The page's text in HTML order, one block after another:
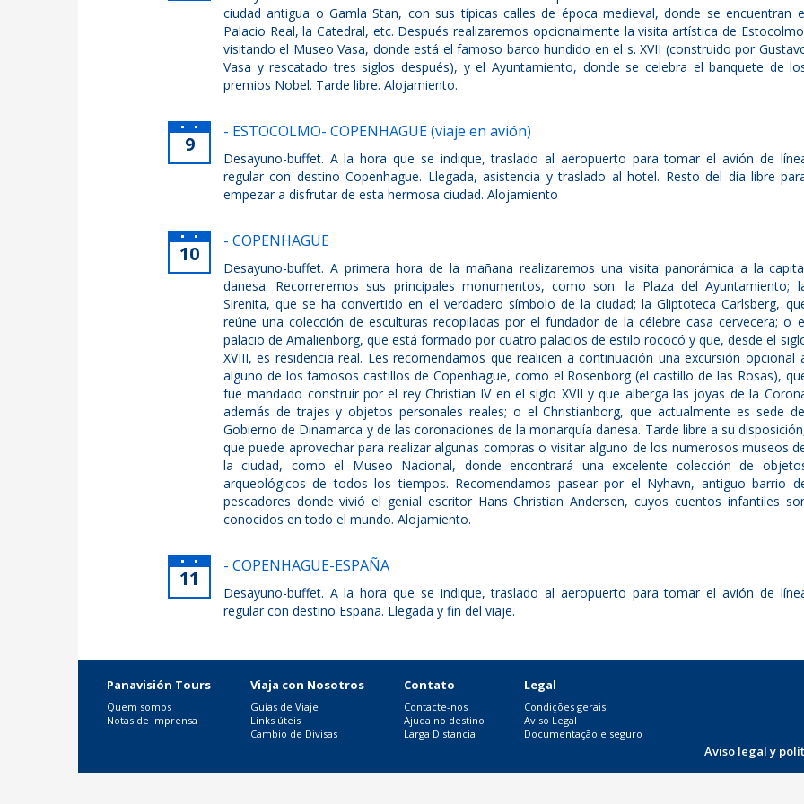
ciudad antigua o Gamla Stan, con sus típicas calles de época medieval, donde se encuentran
Palacio Real, la Catedral, etc. Después realizaremos opcionalmente la visita artística de
visitando el Museo Vasa, donde está el famoso barco hundido en el s. XVII (construido por
Vasa y rescatado tres siglos después), y el Ayuntamiento, donde se celebra el banquete de
premios Nobel. Tarde libre. Alojamiento.
9
- ESTOCOLMO- COPENHAGUE (viaje en avión)
Desayuno-buffet. A la hora que se indique, traslado al aeropuerto para tomar el avión de
regular con destino Copenhague. Llegada, asistencia y traslado al hotel. Resto del día libre
empezar a disfrutar de esta hermosa ciudad. Alojamiento
10
- COPENHAGUE
Desayuno-buffet. A primera hora de la mañana realizaremos una visita panorámica a la
danesa. Recorreremos sus principales monumentos, como son: la Plaza del Ayuntamiento;
Sirenita, que se ha convertido en el verdadero símbolo de la ciudad; la Gliptoteca Carlsberg,
reúne una colección de esculturas recopiladas por el fundador de la célebre casa cervecera; o
palacio de Amalienborg, que está formado por cuatro palacios de estilo rococó y que, desde el
XVIII, es residencia real. Les recomendamos que realicen a continuación una excursión opcional
alguno de los famosos castillos de Copenhague, como el Rosenborg (el castillo de las Rosas),
fue mandado construir por el rey Christian IV en el siglo XVII y que alberga las joyas de la
además de trajes y objetos personales reales; o el Christianborg, que actualmente es sede
Gobierno de Dinamarca y de las coronaciones de la monarquía danesa. Tarde libre a su
que puede aprovechar para realizar algunas compras o visitar alguno de los numerosos museos
la ciudad, como el Museo Nacional, donde encontrará una excelente colección de
arqueológicos de todos los tiempos. Recomendamos pasear por el Nyhavn, antiguo barrio
pescadores donde vivió el genial escritor Hans Christian Andersen, cuyos cuentos infantiles
conocidos en todo el mundo. Alojamiento.
11
- COPENHAGUE-ESPAÑA
Desayuno-buffet. A la hora que se indique, traslado al aeropuerto para tomar el avión de
regular con destino España. Llegada y fin del viaje.
Panavisión Tours
Quem somos
Notas de imprensa
Viaja con Nosotros
Guías de Viaje
Links úteis
Cambio de Divisas
Contato
Contacte-nos
Ajuda no destino
Larga Distancia
Legal
Condições gerais
Aviso Legal
Documentação e seguro
Aviso legal y